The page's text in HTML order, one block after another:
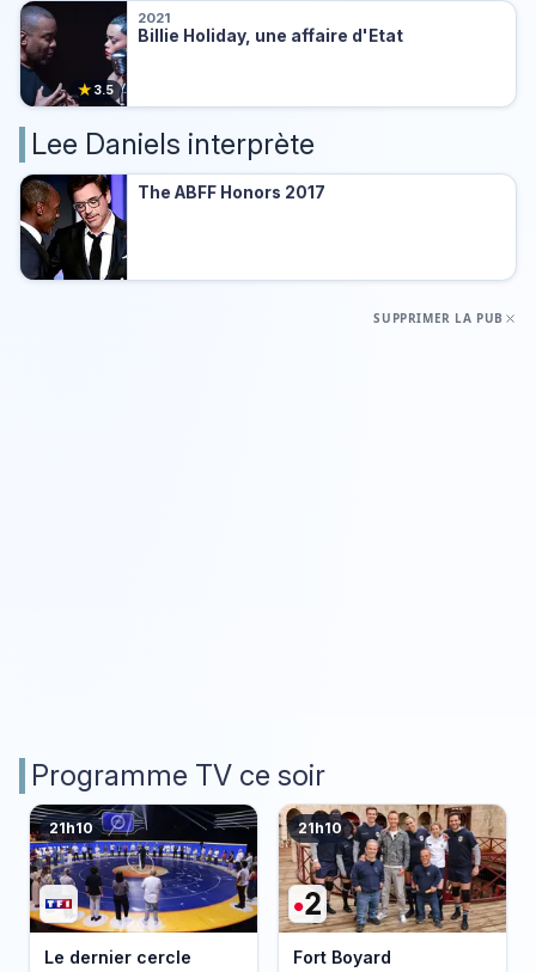
★ 3.5
2021
Billie Holiday, une affaire d'Etat
Lee Daniels interprète
The ABFF Honors 2017
SUPPRIMER LA PUB
Programme TV ce soir
21h10
Le dernier cercle
21h10
Fort Boyard